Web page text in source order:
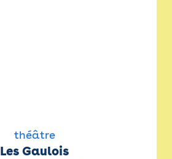
théâtre
Les Gaulois